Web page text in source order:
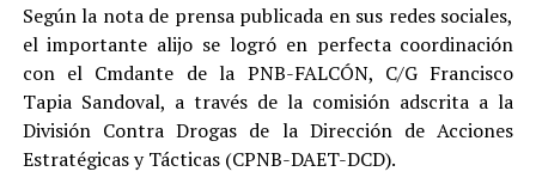
Según la nota de prensa publicada en sus redes sociales,
el importante alijo se logró en perfecta coordinación
con el Cmdante de la PNB-FALCÓN, C/G Francisco
Tapia Sandoval, a través de la comisión adscrita a la
División Contra Drogas de la Dirección de Acciones
Estratégicas y Tácticas (CPNB-DAET-DCD).